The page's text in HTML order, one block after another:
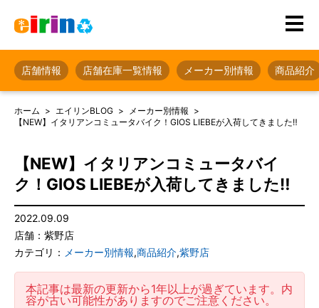
店舗情報 店舗在庫一覧情報 メーカー別情報 商品紹介
ホーム エイリンBLOG
メーカー別情報
【NEW】イタリアンコミュータバイク！GIOS LIEBEが入荷してきました‼
【NEW】イタリアンコミュータバイ
ク！GIOS LIEBEが入荷してきました‼
2022.09.09
店舗：紫野店
カテゴリ： メーカー別情報,商品紹介,紫野店
本記事は最新の更新から1年以上が過ぎています。内
容が古い可能性がありますのでご注意ください。